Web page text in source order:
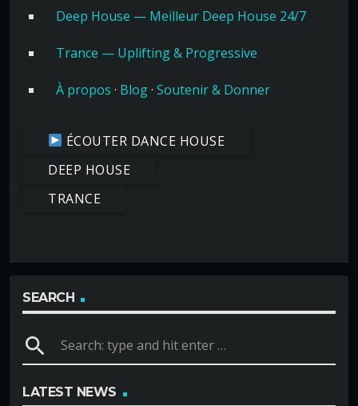
Deep House — Meilleur Deep House 24/7
Trance — Uplifting & Progressive
À propos · Blog· Soutenir & Donner
ÉCOUTER DANCE HOUSE
DEEP HOUSE
TRANCE
SEARCH
search
LATEST NEWS